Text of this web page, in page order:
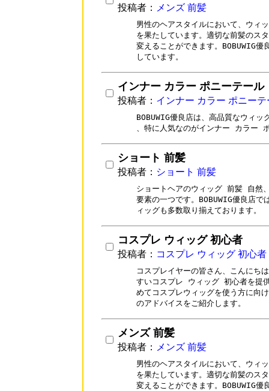
投稿者： メンズ 前髪
男性のヘアスタイルにおいて、ウィ
を果たしています。適切な前髪のス
変えることができます。BOBUWIG
しています。
インナー カラー ポニーテール
投稿者： インナー カラー ポニーテ
BOBUWIG優良店は、高品質なウィ
、特に人気なのがインナー カラー
ショート 前髪
投稿者： ショート 前髪
ショートヘアのウィッグ 前髪 自然
要素の一つです。BOBUWIG優良店
ィッグも多数取り揃えております。
コスプレ ウィッグ 初心者
投稿者： コスプレ ウィッグ 初心者
コスプレイヤーの皆さん、こんにち
すいコスプレ ウィッグ 初心者を提
めてコスプレウィッグを使う方に向
のアドバイスをご紹介します。
メンズ 前髪
投稿者： メンズ 前髪
男性のヘアスタイルにおいて、ウィ
を果たしています。適切な前髪のス
変えることができます。BOBUWIG